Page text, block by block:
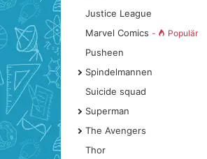
Justice League
Marvel Comics - Populär
Pusheen
Spindelmannen
Suicide squad
Superman
The Avengers
Thor